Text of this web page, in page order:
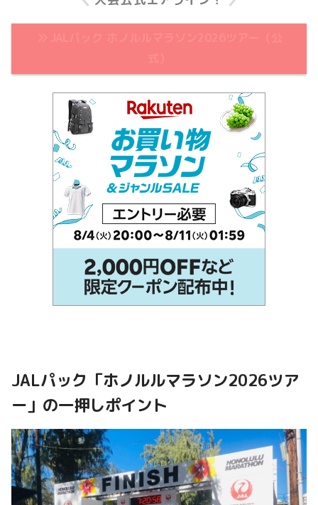
JALパック「ホノルルマラソン2026ツア
ー」の一押しポイント